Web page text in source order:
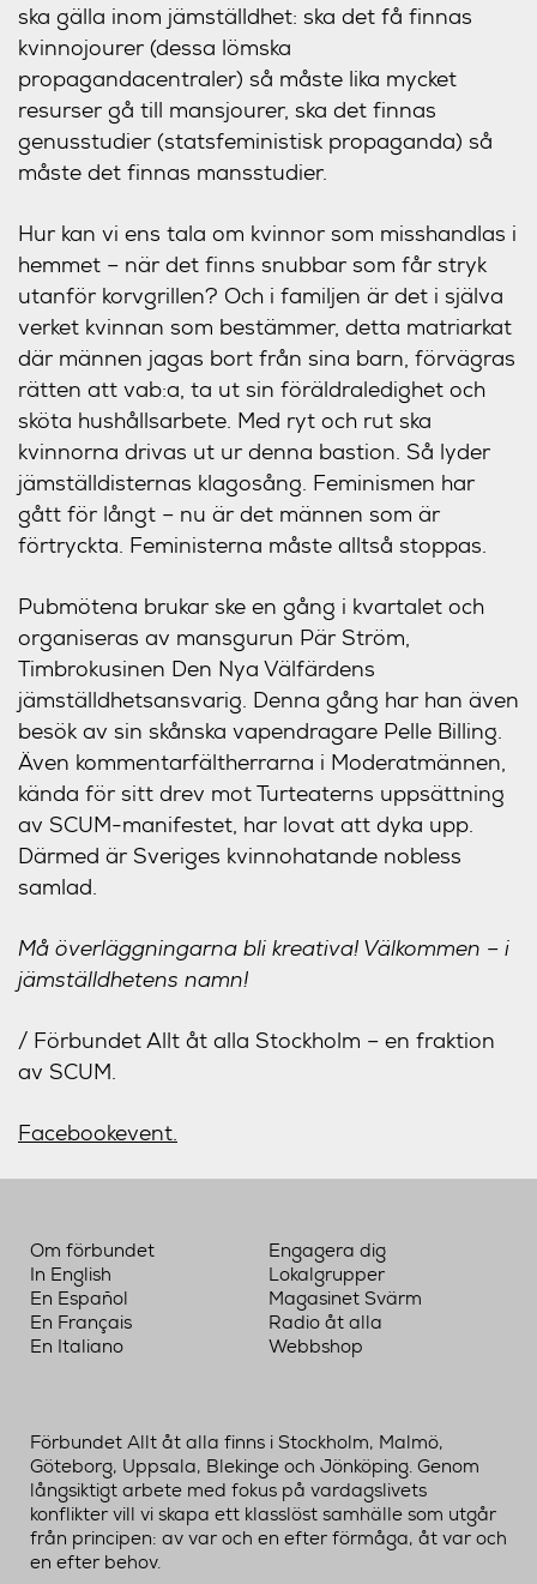
ska gälla inom jämställdhet: ska det få finnas
kvinnojourer (dessa lömska
propagandacentraler) så måste lika mycket
resurser gå till mansjourer, ska det finnas
genusstudier (statsfeministisk propaganda) så
måste det finnas mansstudier.
Hur kan vi ens tala om kvinnor som misshandlas i
hemmet – när det finns snubbar som får stryk
utanför korvgrillen? Och i familjen är det i själva
verket kvinnan som bestämmer, detta matriarkat
där männen jagas bort från sina barn, förvägras
rätten att vab:a, ta ut sin föräldraledighet och
sköta hushållsarbete. Med ryt och rut ska
kvinnorna drivas ut ur denna bastion. Så lyder
jämställdisternas klagosång. Feminismen har
gått för långt – nu är det männen som är
förtryckta. Feministerna måste alltså stoppas.
Pubmötena brukar ske en gång i kvartalet och
organiseras av mansgurun Pär Ström,
Timbrokusinen Den Nya Välfärdens
jämställdhetsansvarig. Denna gång har han även
besök av sin skånska vapendragare Pelle Billing.
Även kommentarfältherrarna i Moderatmännen,
kända för sitt drev mot Turteaterns uppsättning
av SCUM-manifestet, har lovat att dyka upp.
Därmed är Sveriges kvinnohatande nobless
samlad.
Må överläggningarna bli kreativa! Välkommen – i
jämställdhetens namn!
/ Förbundet Allt åt alla Stockholm – en fraktion
av SCUM.
Facebookevent.
Om förbundet
In English
En Español
En Français
En Italiano
Engagera dig
Lokalgrupper
Magasinet Svärm
Radio åt alla
Webbshop
Förbundet Allt åt alla finns i Stockholm, Malmö,
Göteborg, Uppsala, Blekinge och Jönköping. Genom
långsiktigt arbete med fokus på vardagslivets
konflikter vill vi skapa ett klasslöst samhälle som utgår
från principen: av var och en efter förmåga, åt var och
en efter behov.